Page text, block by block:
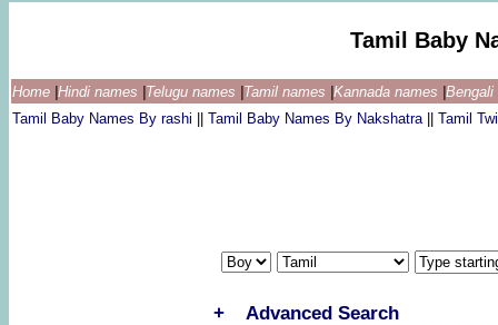
Tamil Baby
Home Hindi names Telugu names Tamil names Kannada names
Tamil Baby Names By rashi
Tamil Baby Names By Nakshatra Tamil
+
Advanced Search